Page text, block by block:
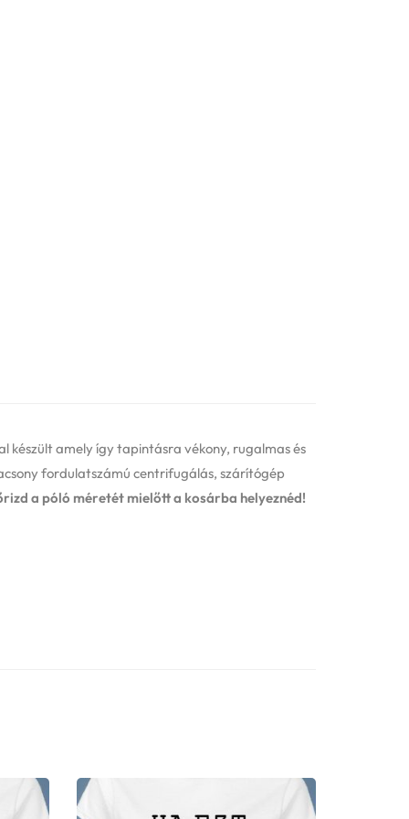
készült amely így tapintásra vékony, rugalmas és
fordulatszámú centrifugálás, szárítógép
a póló méretét mielőtt a kosárba helyeznéd!